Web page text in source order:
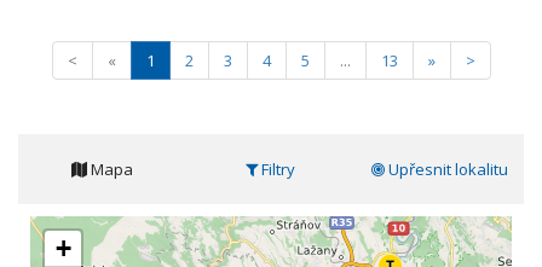
< « 1 2 3 4 5 ... 13 » >
Mapa Filtry Upřesnit lokalitu
+